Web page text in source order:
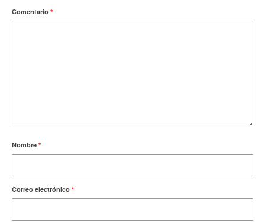
Comentario *
Nombre *
Correo electrónico *